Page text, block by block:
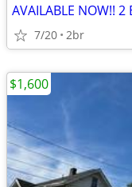
7/20 2br
$1,600